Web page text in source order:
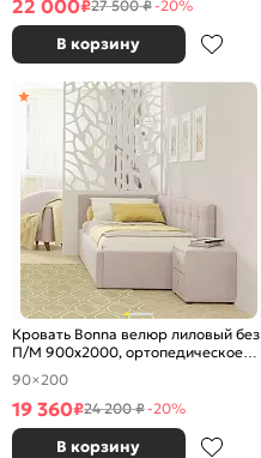
22 000₽27 500 ₽-20%
В корзину
Кровать Bonna велюр лиловый без
П/М 900x2000, ортопедическое
основание, изголовье мягкое
90×200
19 360₽24 200 ₽-20%
В корзину